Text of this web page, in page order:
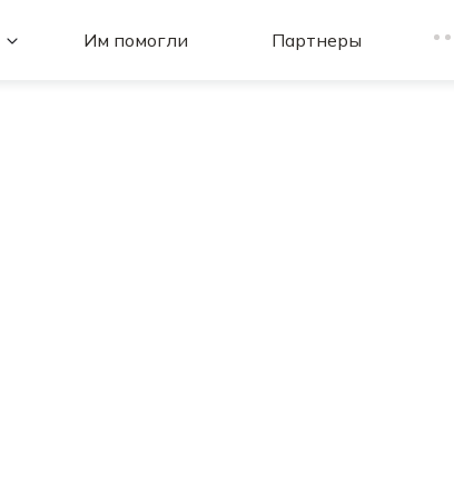
Им помогли Партнеры